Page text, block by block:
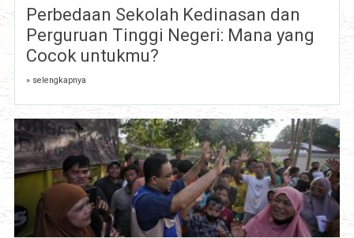
Perbedaan Sekolah Kedinasan dan
Perguruan Tinggi Negeri: Mana yang
Cocok untukmu?
» selengkapnya